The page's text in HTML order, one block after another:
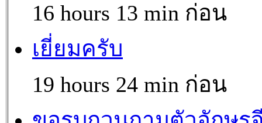
16 hours 13 min ก่อน
เยี่ยมครับ
19 hours 24 min ก่อน